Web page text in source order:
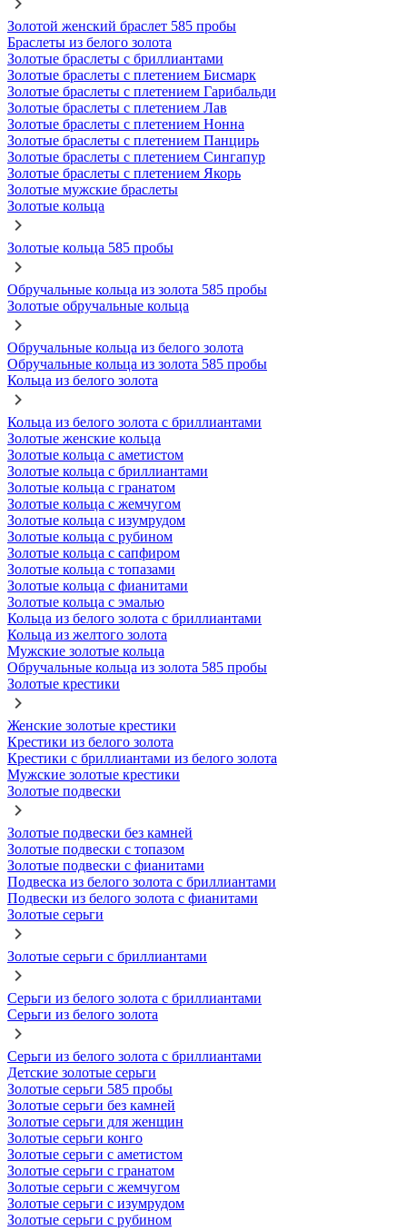
Золотой женский браслет 585 пробы
Браслеты из белого золота
Золотые браслеты с бриллиантами
Золотые браслеты с плетением Бисмарк
Золотые браслеты с плетением Гарибальди
Золотые браслеты с плетением Лав
Золотые браслеты с плетением Нонна
Золотые браслеты с плетением Панцирь
Золотые браслеты с плетением Сингапур
Золотые браслеты с плетением Якорь
Золотые мужские браслеты
Золотые кольца
Золотые кольца 585 пробы
Обручальные кольца из золота 585 пробы
Золотые обручальные кольца
Обручальные кольца из белого золота
Обручальные кольца из золота 585 пробы
Кольца из белого золота
Кольца из белого золота с бриллиантами
Золотые женские кольца
Золотые кольца с аметистом
Золотые кольца с бриллиантами
Золотые кольца с гранатом
Золотые кольца с жемчугом
Золотые кольца с изумрудом
Золотые кольца с рубином
Золотые кольца с сапфиром
Золотые кольца с топазами
Золотые кольца с фианитами
Золотые кольца с эмалью
Кольца из белого золота с бриллиантами
Кольца из желтого золота
Мужские золотые кольца
Обручальные кольца из золота 585 пробы
Золотые крестики
Женские золотые крестики
Крестики из белого золота
Крестики с бриллиантами из белого золота
Мужские золотые крестики
Золотые подвески
Золотые подвески без камней
Золотые подвески с топазом
Золотые подвески с фианитами
Подвеска из белого золота с бриллиантами
Подвески из белого золота с фианитами
Золотые серьги
Золотые серьги с бриллиантами
Серьги из белого золота с бриллиантами
Серьги из белого золота
Серьги из белого золота с бриллиантами
Детские золотые серьги
Золотые серьги 585 пробы
Золотые серьги без камней
Золотые серьги для женщин
Золотые серьги конго
Золотые серьги с аметистом
Золотые серьги с гранатом
Золотые серьги с жемчугом
Золотые серьги с изумрудом
Золотые серьги с рубином